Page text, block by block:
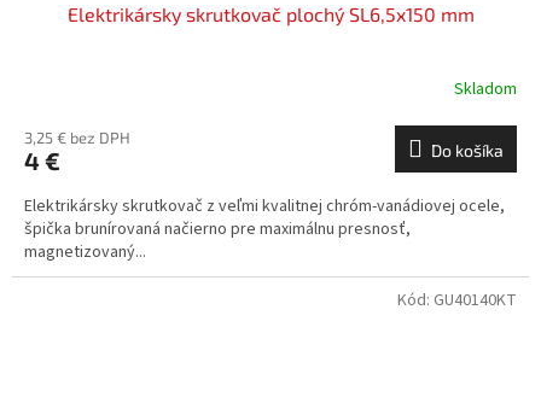
Elektrikársky skrutkovač plochý SL6,5x150 mm
Skladom
3,25 € bez DPH
4 € Do košíka
Elektrikársky skrutkovač z veľmi kvalitnej chróm-vanádiovej ocele,
špička brunírovaná načierno pre maximálnu presnosť,
magnetizovaný...
Kód: GU40140KT